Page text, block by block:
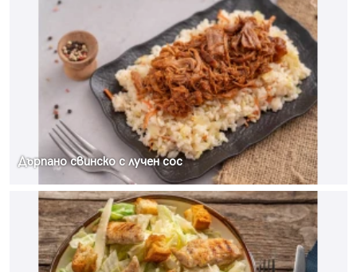
Дърпано свинско с лучен сос